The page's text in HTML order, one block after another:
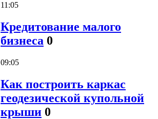
11:05
Кредитование малого
бизнеса 0
09:05
Как построить каркас
геодезической купольной
крыши 0